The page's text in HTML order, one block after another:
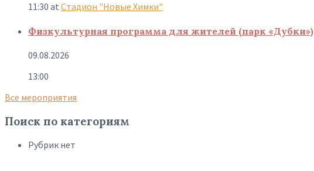
11:30 at Стадион "Новые Химки"
Физкультурная программа для жителей (парк «Дубки»)
09.08.2026
13:00
Все мероприятия
Поиск по категориям
Рубрик нет